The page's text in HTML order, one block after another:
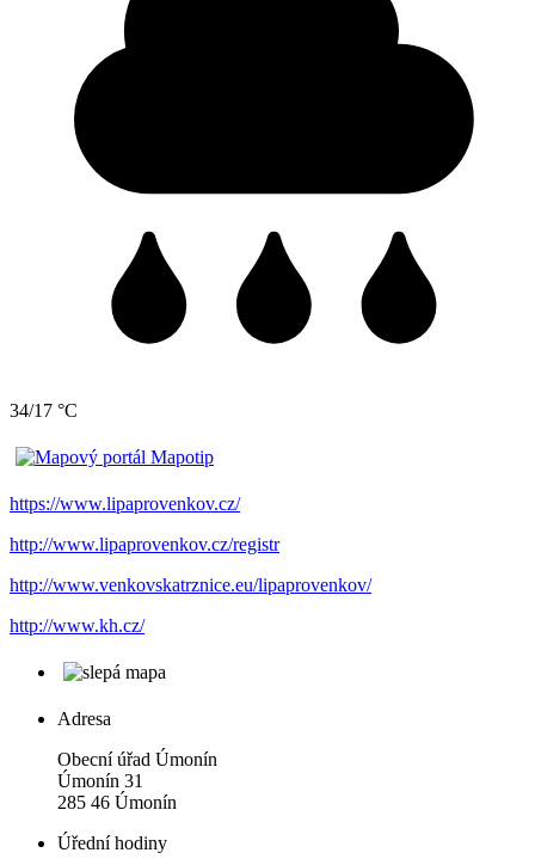
34/17 °C
https://www.lipaprovenkov.cz/
http://www.lipaprovenkov.cz/registr
http://www.venkovskatrznice.eu/lipaprovenkov/
http://www.kh.cz/
Adresa
Obecní úřad Úmonín
Úmonín 31
285 46 Úmonín
Úřední hodiny